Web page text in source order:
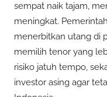
sempat naik tajam,
meningkat.
menerbitkan utang di
memilih tenor yang
risiko jatuh tempo,
investor asing agar